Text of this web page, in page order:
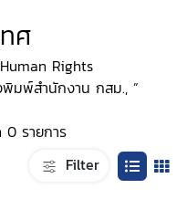
ศ
Rights
มพ์สำนักงาน กสม., ”
รายการ
Filter